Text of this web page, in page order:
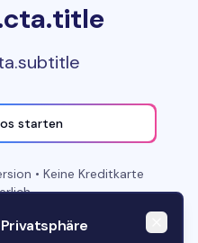
starten
• Keine Kreditkarte
eine Nachricht